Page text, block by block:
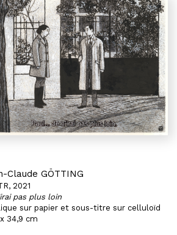
Claude GÖTTING
2021
pas plus loin
sur papier et sous-titre sur celluloïd
34,9 cm